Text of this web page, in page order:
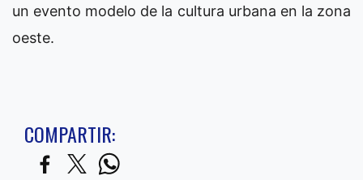
un evento modelo de la cultura urbana en la zona
oeste.
COMPARTIR: